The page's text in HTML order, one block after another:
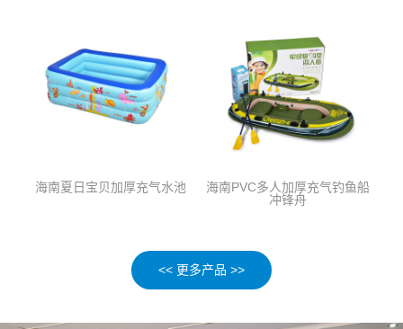
海南夏日宝贝加厚充气水池
海南PVC多人加厚充气钓鱼船
冲锋舟
<< 更多产品 >>